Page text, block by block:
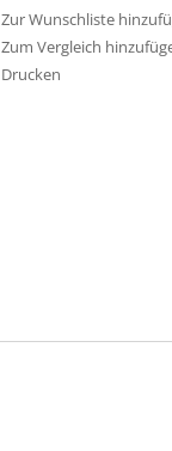
Zur Wunschliste
Zum Vergleich
Drucken